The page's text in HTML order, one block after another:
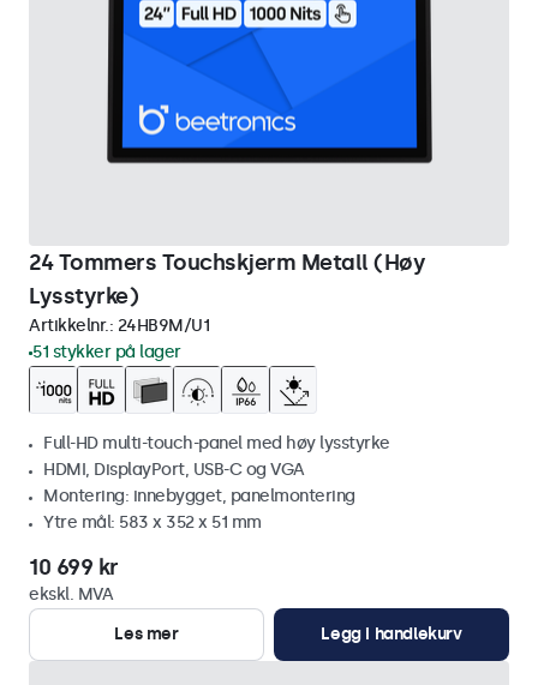
24 Tommers Touchskjerm Metall (Høy
Lysstyrke)
Artikkelnr.: 24HB9M/U1
51 stykker på lager
Full-HD multi-touch-panel med høy lysstyrke
HDMI, DisplayPort, USB-C og VGA
Montering: innebygget, panelmontering
Ytre mål: 583 x 352 x 51 mm
10 699 kr
ekskl. MVA
Les mer
Legg i handlekurv